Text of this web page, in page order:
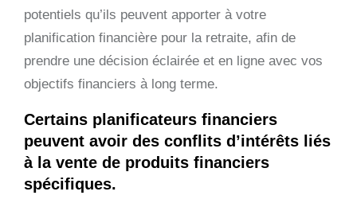
potentiels qu’ils peuvent apporter à votre
planification financière pour la retraite, afin de
prendre une décision éclairée et en ligne avec vos
objectifs financiers à long terme.
Certains planificateurs financiers
peuvent avoir des conflits d’intérêts liés
à la vente de produits financiers
spécifiques.